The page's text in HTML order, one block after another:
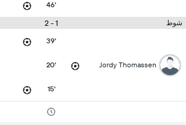
46'
شوط 1 - 2
39'
Jordy Thomassen
20'
15'